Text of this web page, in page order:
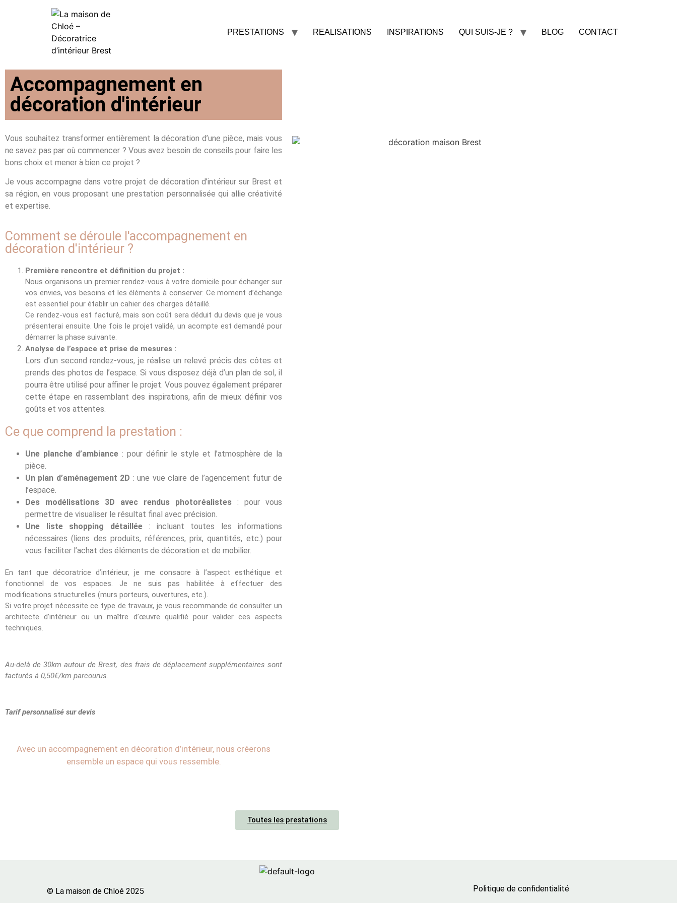
PRESTATIONS REALISATIONS INSPIRATIONS QUI SUIS-JE ? BLOG CONTACT
Accompagnement en
décoration d'intérieur
Vous souhaitez transformer entièrement la décoration d’une pièce, mais vous
ne savez pas par où commencer ? Vous avez besoin de conseils pour faire les
bons choix et mener à bien ce projet ?
Je vous accompagne dans votre projet de décoration d’intérieur sur Brest et
sa région, en vous proposant une prestation personnalisée qui allie créativité
et expertise.
Comment se déroule l'accompagnement en
décoration d'intérieur ?
Première rencontre et définition du projet :
Nous organisons un premier rendez-vous à votre domicile pour échanger sur
vos envies, vos besoins et les éléments à conserver. Ce moment d’échange
est essentiel pour établir un cahier des charges détaillé.
Ce rendez-vous est facturé, mais son coût sera déduit du devis que je vous
présenterai ensuite. Une fois le projet validé, un acompte est demandé pour
démarrer la phase suivante.
Analyse de l’espace et prise de mesures :
Lors d’un second rendez-vous, je réalise un relevé précis des côtes et
prends des photos de l’espace. Si vous disposez déjà d’un plan de sol, il
pourra être utilisé pour affiner le projet. Vous pouvez également préparer
cette étape en rassemblant des inspirations, afin de mieux définir vos
goûts et vos attentes.
Ce que comprend la prestation :
Une planche d’ambiance : pour définir le style et l’atmosphère de la
pièce.
Un plan d’aménagement 2D : une vue claire de l’agencement futur de
l’espace.
Des modélisations 3D avec rendus photoréalistes : pour vous
permettre de visualiser le résultat final avec précision.
Une liste shopping détaillée: incluant toutes les informations
nécessaires (liens des produits, références, prix, quantités, etc.) pour
vous faciliter l’achat des éléments de décoration et de mobilier.
En tant que décoratrice d’intérieur, je me consacre à l’aspect esthétique et
fonctionnel de vos espaces. Je ne suis pas habilitée à effectuer des
modifications structurelles (murs porteurs, ouvertures, etc.).
Si votre projet nécessite ce type de travaux, je vous recommande de consulter un
architecte d’intérieur ou un maître d’œuvre qualifié pour valider ces aspects
techniques.
Au-delà de 30km autour de Brest, des frais de déplacement supplémentaires sont
facturés à 0,50€/km parcourus.
Tarif personnalisé sur devis
Avec un accompagnement en décoration d’intérieur, nous créerons
ensemble un espace qui vous ressemble.
Toutes les prestations
© La maison de Chloé 2025 Politique de confidentialité